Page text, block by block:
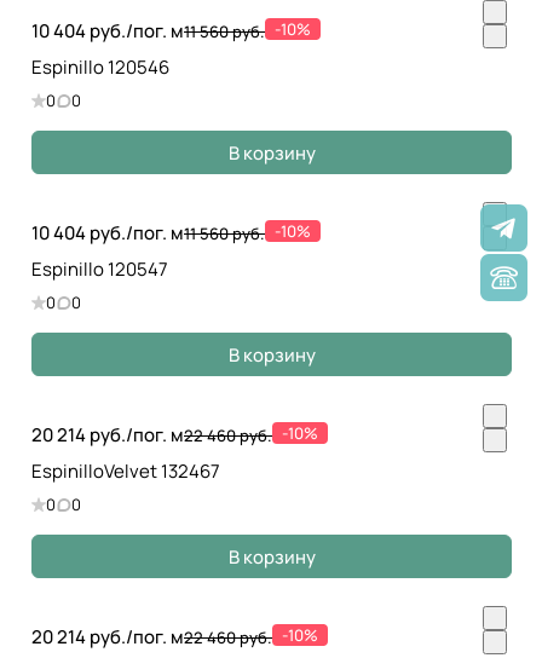
10 404 руб./пог. м11 560 руб. -10%
Espinillo 120546
0 0
В корзину
10 404 руб./пог. м11 560 руб. -10%
Espinillo 120547
0 0
В корзину
20 214 руб./пог. м22 460 руб. -10%
EspinilloVelvet 132467
0 0
В корзину
20 214 руб./пог. м22 460 руб. -10%